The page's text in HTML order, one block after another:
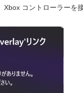
Xbox コントローラー